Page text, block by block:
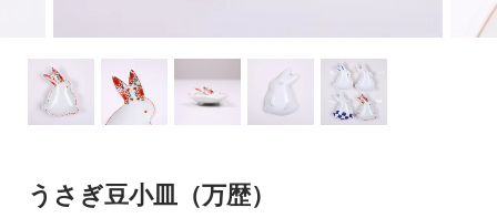
うさぎ豆小皿（万歴）